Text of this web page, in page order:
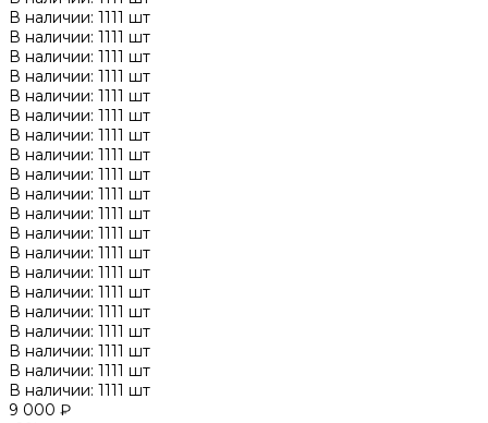
В наличии: 1111 шт
В наличии: 1111 шт
В наличии: 1111 шт
В наличии: 1111 шт
В наличии: 1111 шт
В наличии: 1111 шт
В наличии: 1111 шт
В наличии: 1111 шт
В наличии: 1111 шт
В наличии: 1111 шт
В наличии: 1111 шт
В наличии: 1111 шт
В наличии: 1111 шт
В наличии: 1111 шт
В наличии: 1111 шт
В наличии: 1111 шт
В наличии: 1111 шт
В наличии: 1111 шт
В наличии: 1111 шт
В наличии: 1111 шт
9 000 ₽